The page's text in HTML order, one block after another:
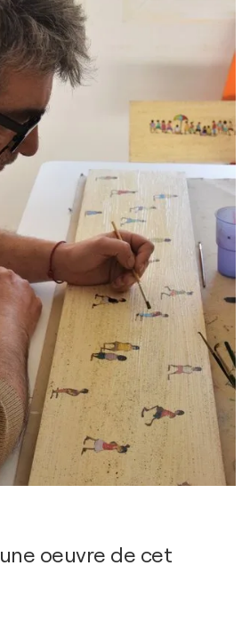
oeuvre de cet